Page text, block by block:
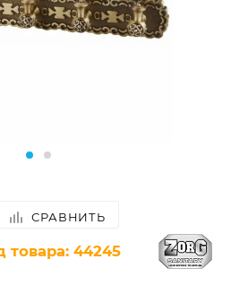
СРАВНИТЬ
товара: 44245